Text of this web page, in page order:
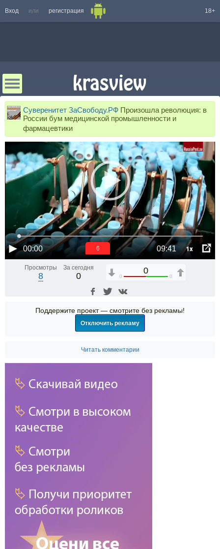
Вход или регистрация 18+
Суверенитет ЗаСвободу.РФ Произошла революция: в
России бум медицинской промышленности и
фармацевтики
00:00 09:41 1x
6
Просмотры
8
За сегодня
0
0
0 0
Поддержите проект — смотрите без рекламы!
Отключить рекламу
Читать комментарии